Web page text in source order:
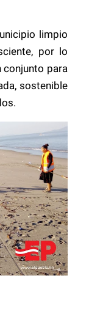
limpio
por lo
conjunto para
sostenible